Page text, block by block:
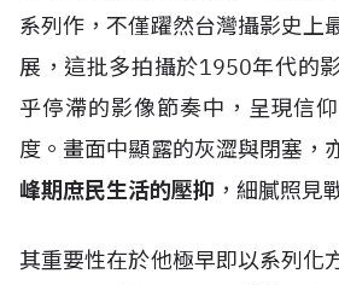
系列作，不僅躍然台灣攝影史上
展，這批多拍攝於1950年代的
乎停滯的影像節奏中，呈現信
度。畫面中顯露的灰澀與閉塞，
峰期庶民生活的壓抑 ，細膩照見
其重要性在於他極早即以系列化